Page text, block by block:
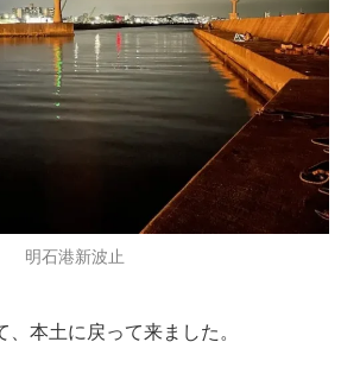
明石港新波止
本土に戻って来ました。